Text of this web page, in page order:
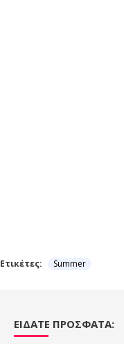
Ετικέτες: Summer
ΕΙΔΑΤΕ ΠΡΟΣΦΑΤΑ: